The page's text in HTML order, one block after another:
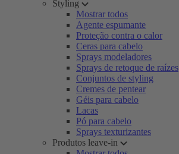
Styling
Mostrar todos
Agente espumante
Proteção contra o calor
Ceras para cabelo
Sprays modeladores
Sprays de retoque de raízes
Conjuntos de styling
Cremes de pentear
Géis para cabelo
Lacas
Pó para cabelo
Sprays texturizantes
Produtos leave-in